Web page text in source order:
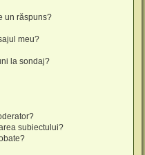
un răspuns?
meu?
la sondaj?
subiectului?